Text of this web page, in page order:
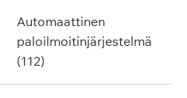
automaattinen
paloilmoitinjärjestelmä
(112)